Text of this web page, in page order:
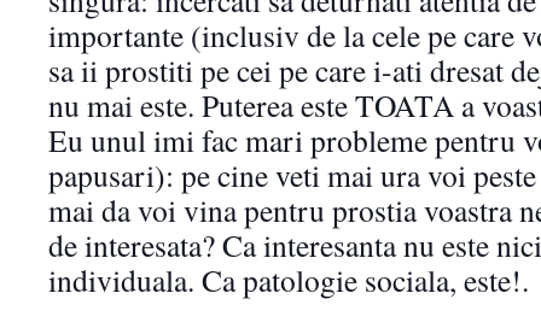
importante (inclusiv de la cele pe care
sa ii prostiti pe cei pe care i-ati dresat
nu mai este. Puterea este TOATA a
Eu unul imi fac mari probleme pentru
papusari): pe cine veti mai ura voi
mai da voi vina pentru prostia voastra
de interesata? Ca interesanta nu este
individuala. Ca patologie sociala, este!.